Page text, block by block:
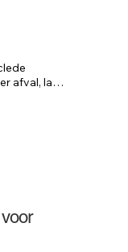
afval, lager